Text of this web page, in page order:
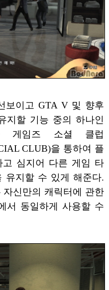
보이고 GTA V 및 향후
지할 기능 중의 하나인
게임즈 소셜 클럽
CLUB)을 통하여 플
고 심지어 다른 게임 타
유지할 수 있게 해준다.
신만의 캐릭터에 관한
서 동일하게 사용할 수